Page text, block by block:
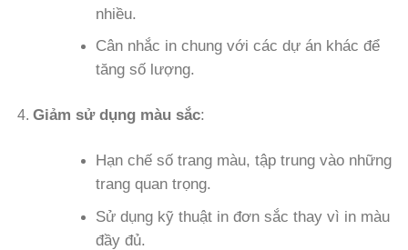
nhiều.
Cân nhắc in chung với các dự án khác để
tăng số lượng.
Giảm sử dụng màu sắc:
Hạn chế số trang màu, tập trung vào những
trang quan trọng.
Sử dụng kỹ thuật in đơn sắc thay vì in màu
đầy đủ.